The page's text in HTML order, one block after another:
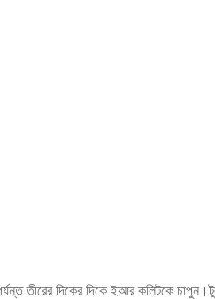
তীরের দিকের দিকে ইআর কলিটকে